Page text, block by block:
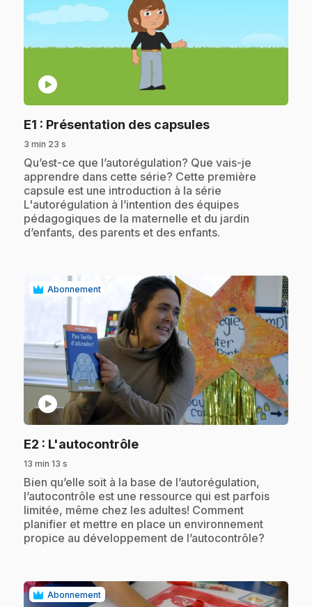
play_circle
E1 : Présentation des capsules.
3 min 23 s
.Qu’est-ce que l’autorégulation? Que vais-je
apprendre dans cette série? Cette première
capsule est une introduction à la série
L'autorégulation à l’intention des équipes
pédagogiques de la maternelle et du jardin
d’enfants, des parents et des enfants.
Abonnement
play_circle
E2 : L'autocontrôle.
13 min 13 s
.Bien qu’elle soit à la base de l’autorégulation,
l’autocontrôle est une ressource qui est parfois
limitée, même chez les adultes! Comment
planifier et mettre en place un environnement
propice au développement de l’autocontrôle?
Abonnement